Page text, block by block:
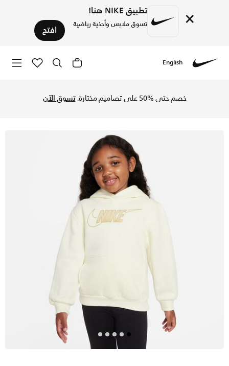
× تطبيق NIKE هنا!
تسوق ملابس وأحذية رياضية افتح
English
خصم حتى %50 على تصاميم مختارة. تسوق الآن